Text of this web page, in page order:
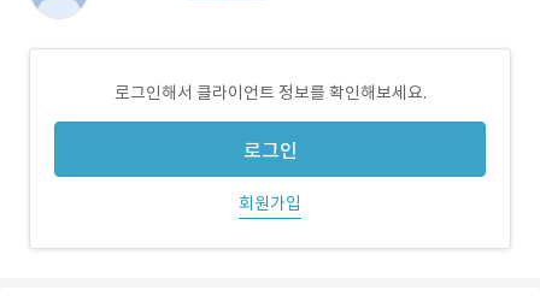
로그인해서 클라이언트 정보를 확인해보세요.
로그인
회원가입